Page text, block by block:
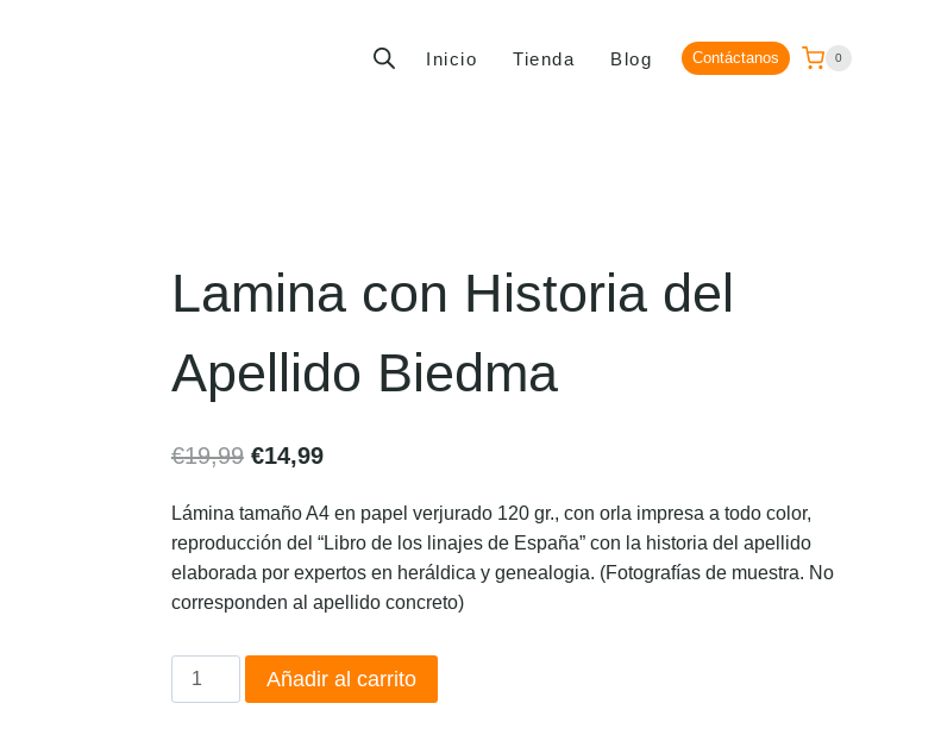
Inicio Tienda Blog Contáctanos 0
Lamina con Historia del
Apellido Biedma
€19,99 €14,99
Lámina tamaño A4 en papel verjurado 120 gr., con orla impresa a todo color,
reproducción del “Libro de los linajes de España” con la historia del apellido
elaborada por expertos en heráldica y genealogia. (Fotografías de muestra. No
corresponden al apellido concreto)
Añadir al carrito